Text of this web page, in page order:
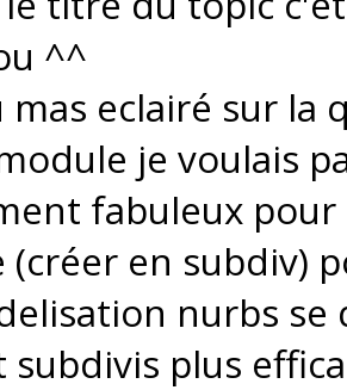
^^
eclairé sur la
je voulais
fabuleux
(créer en subdiv)
nurbs
subdivis plus